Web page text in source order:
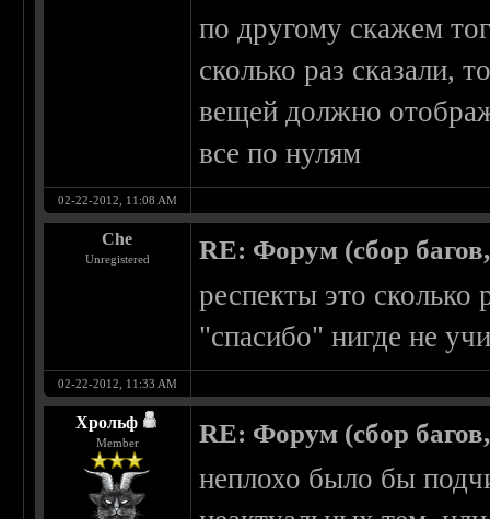
по другому скажем
сколько раз сказали,
вещей должно
все по нулям
02-22-2012, 11:08 AM
Che
Unregistered RE: Форум (сбор
респекты это сколько
"спасибо" нигде не
02-22-2012, 11:33 AM
Хрольф
Member RE: Форум (сбор
неплохо было бы